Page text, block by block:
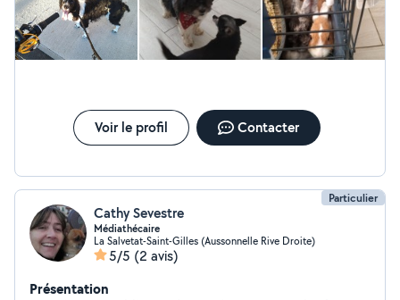
Voir le profil Contacter
Particulier
Cathy Sevestre
Médiathécaire
La Salvetat-Saint-Gilles (Aussonnelle Rive Droite)
5/5 (2 avis)
Présentation